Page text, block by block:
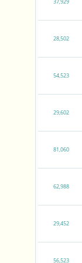
28,502
54,523
29,602
81,060
62,988
29,452
56,523